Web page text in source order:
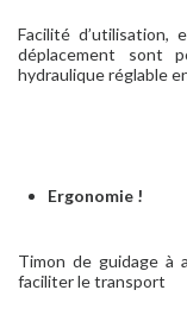
Facilité d’utilisation,
déplacement sont
hydraulique réglable
Ergonomie !
Timon de guidage à
faciliter le transport